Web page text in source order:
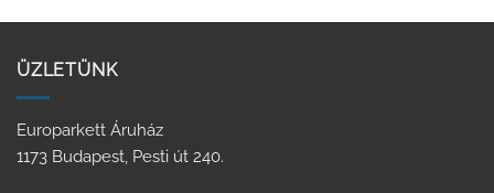
ÜZLETÜNK
Europarkett Áruház
1173 Budapest, Pesti út 240.